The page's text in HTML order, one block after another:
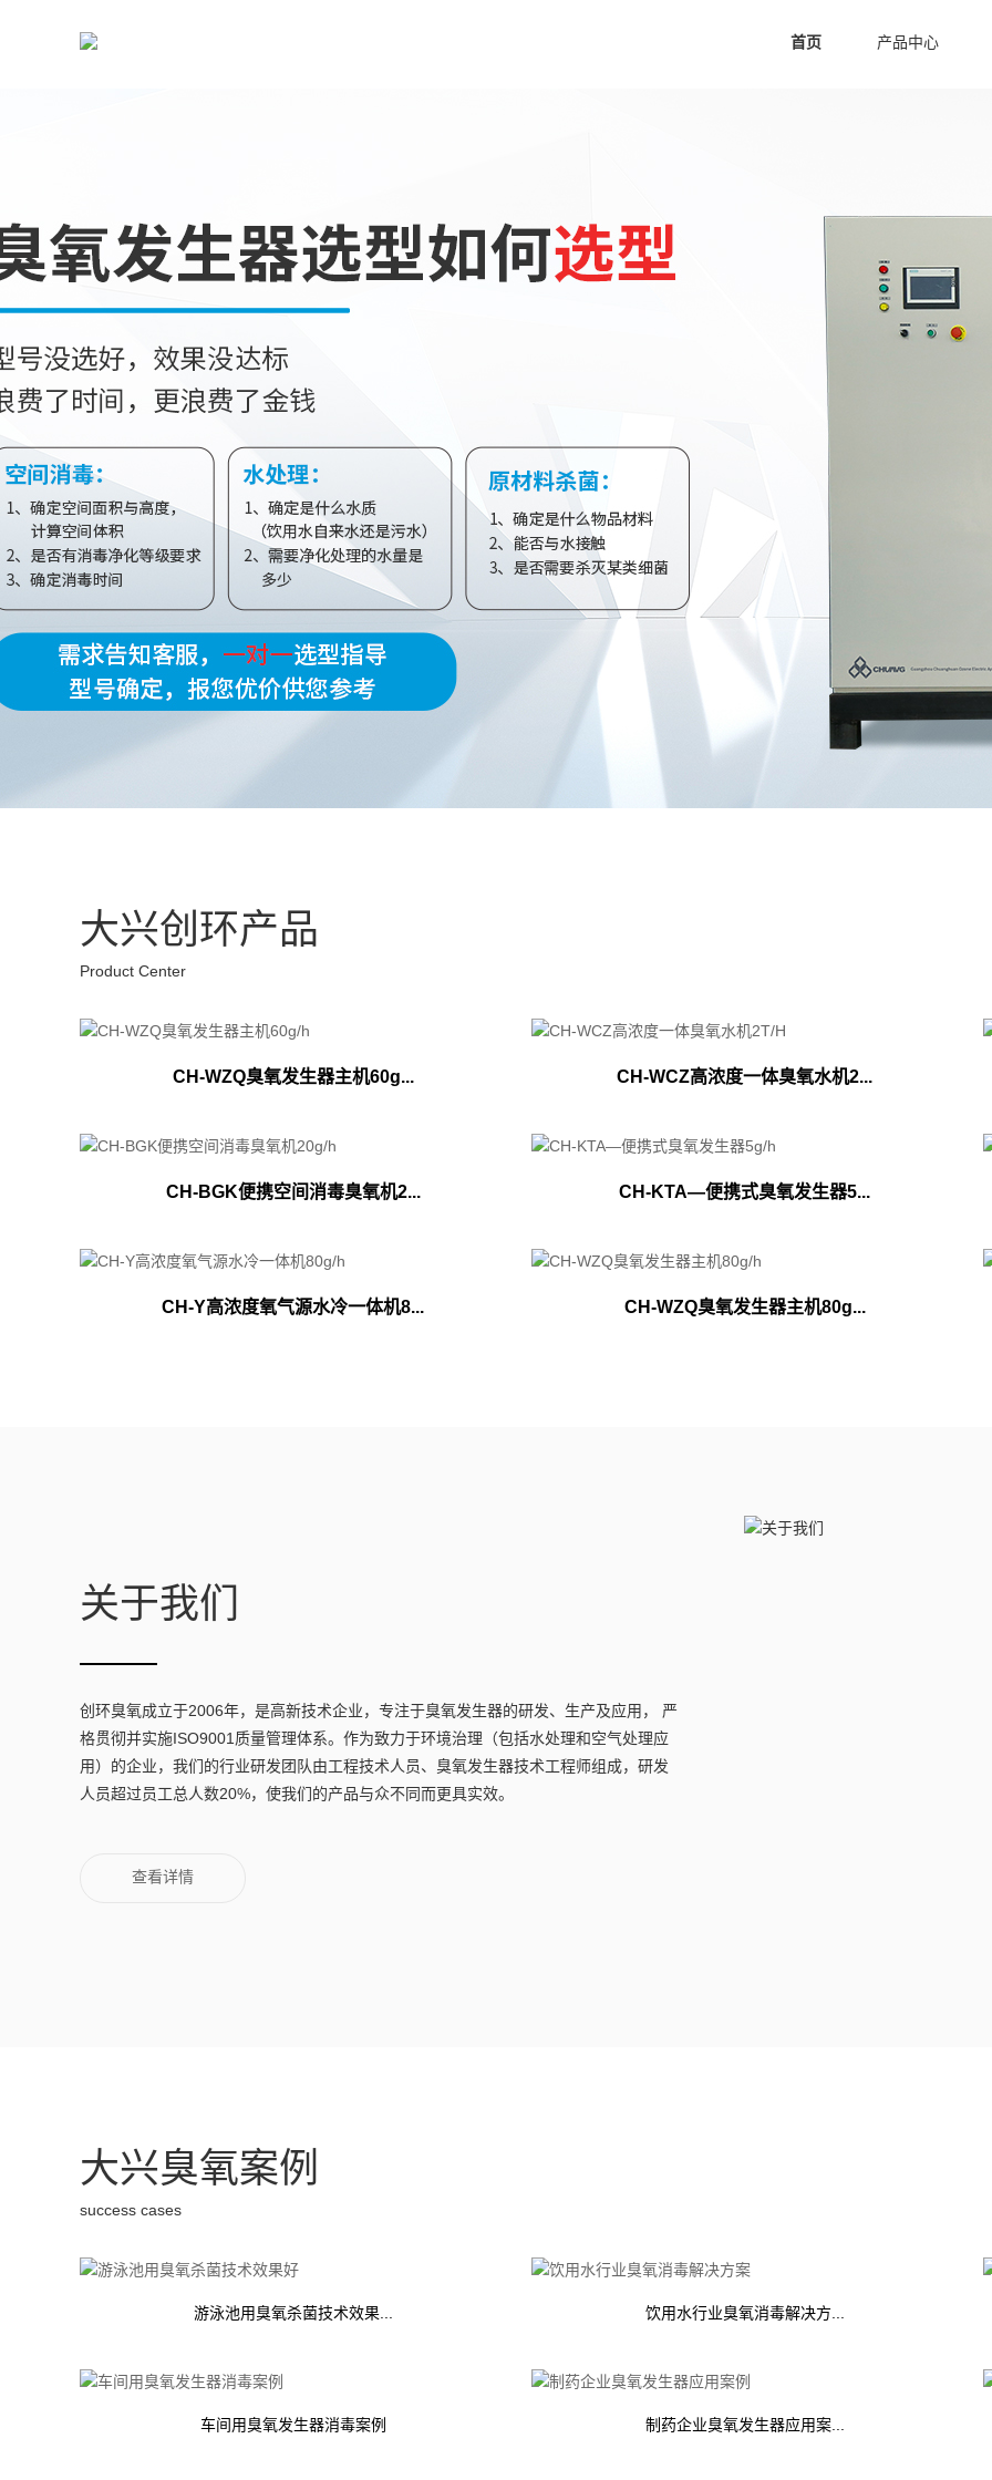
首页 产品中心
大兴创环产品
Product Center
CH-WZQ臭氧发生器主机60g... CH-WCZ高浓度一体臭氧水机2...
CH-BGK便携空间消毒臭氧机2... CH-KTA—便携式臭氧发生器5...
CH-Y高浓度氧气源水冷一体机8... CH-WZQ臭氧发生器主机80g...
关于我们
创环臭氧成立于2006年，是高新技术企业，专注于臭氧发生器的研发、生产及应用， 严
格贯彻并实施ISO9001质量管理体系。作为致力于环境治理（包括水处理和空气处理应
用）的企业，我们的行业研发团队由工程技术人员、臭氧发生器技术工程师组成，研发
人员超过员工总人数20%，使我们的产品与众不同而更具实效。
查看详情
大兴臭氧案例
success cases
游泳池用臭氧杀菌技术效果... 饮用水行业臭氧消毒解决方...
车间用臭氧发生器消毒案例 制药企业臭氧发生器应用案...